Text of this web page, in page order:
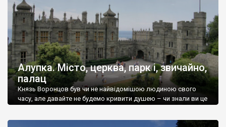
Алупка. Місто, церква, парк і, звичайно,
палац
Князь Воронцов був чи не найвідомішою людиною свого
часу, але давайте не будемо кривити душею – чи знали ви це